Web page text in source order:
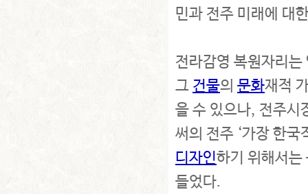
민과 전주 미래에 대
전라감영 복원자리
그 건물의 문화재적
을 수 있으나, 전주시
써의 전주 ‘가장 한
디자인하기 위해서는
들었다.